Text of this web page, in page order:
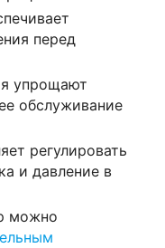
перед
упрощают
обслуживание
регулировать
и давление в
можно